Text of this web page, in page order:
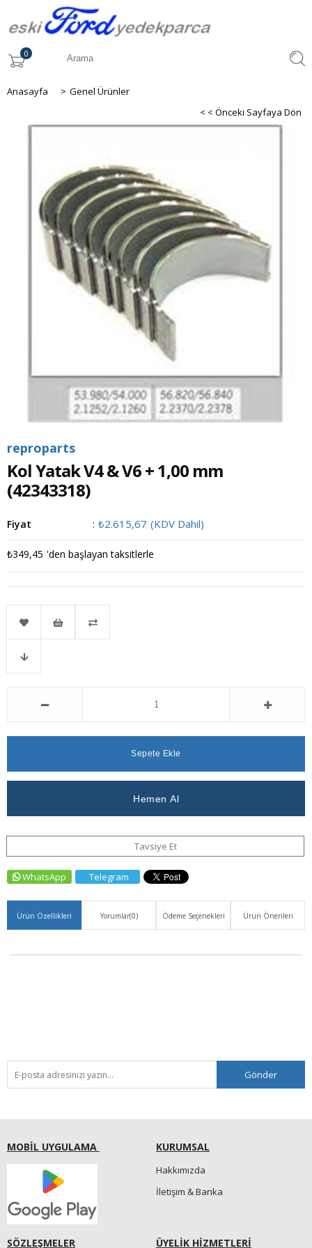
0
Anasayfa > Genel Ürünler
< < Önceki Sayfaya Dön
reproparts
Kol Yatak V4 & V6 + 1,00 mm
(42343318)
Fiyat : ₺2.615,67 (KDV Dahil)
₺349,45 'den başlayan taksitlerle
Favorilere
Tavsiye Et
WhatsApp Telegram
Ürün Özellikleri Yorumlar(0) Ödeme Seçenekleri Ürün Önerileri
Gönder
MOBİL UYGULAMA KURUMSAL
Hakkımızda
İletişim & Banka
SÖZLEŞMELER ÜYELİK HİZMETLERİ